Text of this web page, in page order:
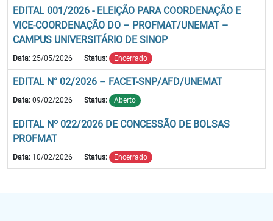
EDITAL 001/2026 - ELEIÇÃO PARA COORDENAÇÃO E
VICE-COORDENAÇÃO DO – PROFMAT/UNEMAT –
CAMPUS UNIVERSITÁRIO DE SINOP
Data: 25/05/2026 Status: Encerrado
EDITAL N° 02/2026 – FACET-SNP/AFD/UNEMAT
Data: 09/02/2026 Status: Aberto
EDITAL Nº 022/2026 DE CONCESSÃO DE BOLSAS
PROFMAT
Data: 10/02/2026 Status: Encerrado